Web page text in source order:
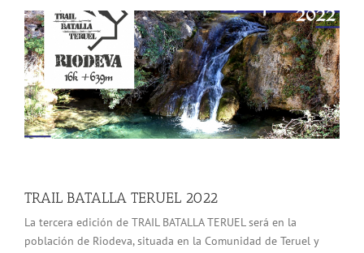
TRAIL BATALLA TERUEL 2022
La tercera edición de TRAIL BATALLA TERUEL será en la
población de Riodeva, situada en la Comunidad de Teruel y